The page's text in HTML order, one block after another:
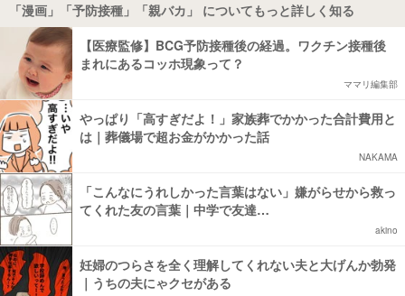
「漫画」「予防接種」「親バカ」 についてもっと詳しく知る
【医療監修】BCG予防接種後の経過。ワクチン接種後
まれにあるコッホ現象って？
ママリ編集部
やっぱり「高すぎだよ！」家族葬でかかった合計費用と
は｜葬儀場で超お金がかかった話
NAKAMA
「こんなにうれしかった言葉はない」嫌がらせから救っ
てくれた友の言葉｜中学で友達…
akino
妊婦のつらさを全く理解してくれない夫と大げんか勃発
｜うちの夫にゃクセがある